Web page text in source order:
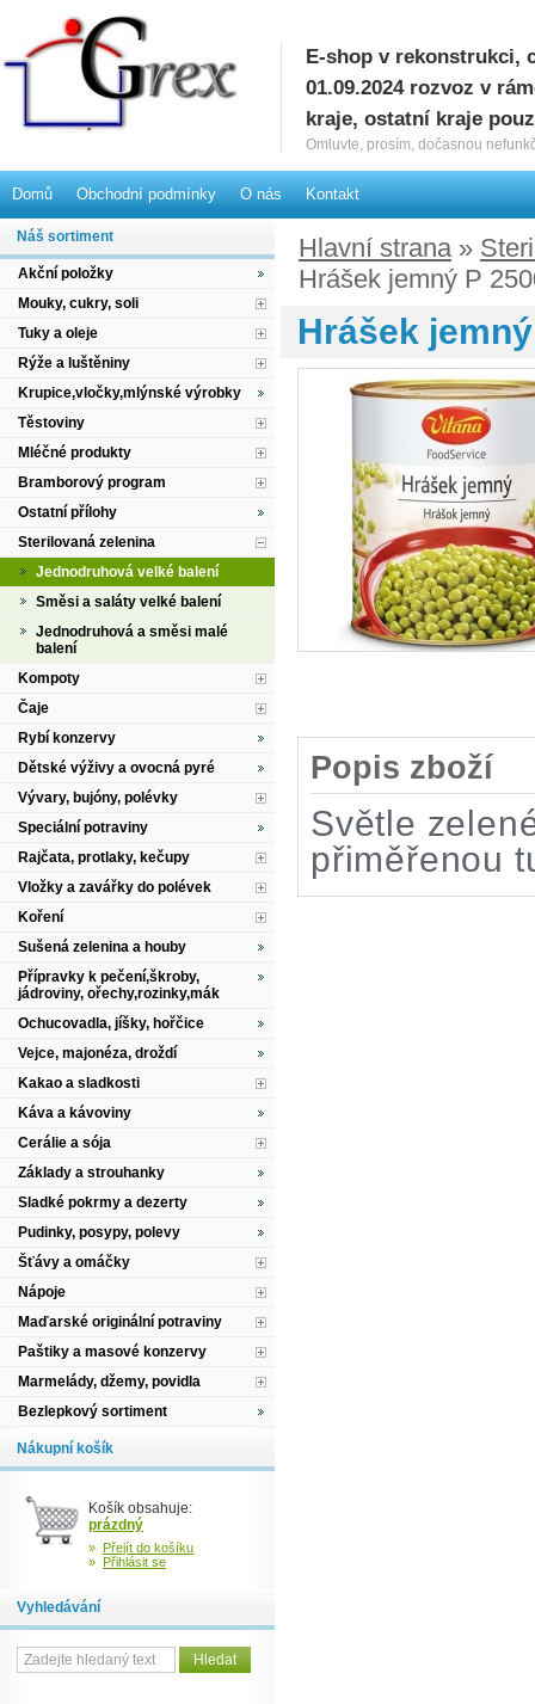
Hlavní strana»
Hrášek jemný P
Hrášek
Popis zboží
Světle
přiměřenou
Náš sortiment
Akční položky
Mouky, cukry, soli
Tuky a oleje
Rýže a luštěniny
Krupice,vločky,mlýnské výrobky
Těstoviny
Mléčné produkty
Bramborový program
Ostatní přílohy
Sterilovaná zelenina
Jednodruhová velké balení
Směsi a saláty velké balení
Jednodruhová a směsi malé
balení
Kompoty
Čaje
Rybí konzervy
Dětské výživy a ovocná pyré
Vývary, bujóny, polévky
Speciální potraviny
Rajčata, protlaky, kečupy
Vložky a zavářky do polévek
Koření
Sušená zelenina a houby
Přípravky k pečení,škroby,
jádroviny, ořechy,rozinky,mák
Ochucovadla, jíšky, hořčice
Vejce, majonéza, droždí
Kakao a sladkosti
Káva a kávoviny
Cerálie a sója
Základy a strouhanky
Sladké pokrmy a dezerty
Pudinky, posypy, polevy
Šťávy a omáčky
Nápoje
Maďarské originální potraviny
Paštiky a masové konzervy
Marmelády, džemy, povidla
Bezlepkový sortiment
Nákupní košík
Košík obsahuje:
prázdný
» Přejít do košíku
» Přihlásit se
Vyhledávání
G
E-shop v rekonstrukci,
01.09.2024 rozvoz v
kraje, ostatní kraje
Omluvte, prosím, dočasnou
Domů Obchodní podmínky O nás Kontakt